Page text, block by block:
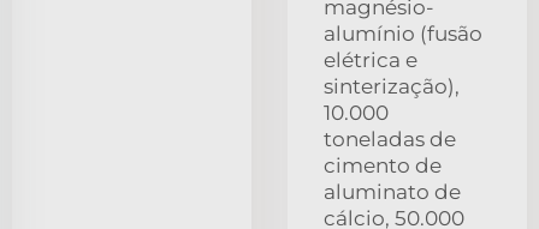
magnésio-
alumínio (fusão
elétrica e
sinterização),
10.000
toneladas de
cimento de
aluminato de
cálcio, 50.000